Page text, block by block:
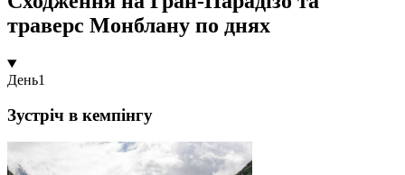
траверс Монблану по днях
День1
Зустріч в кемпінгу